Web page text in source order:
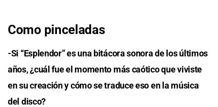
Como pinceladas
-Si “Esplendor” es una bitácora sonora de los últimos
años, ¿cuál fue el momento más caótico que viviste
en su creación y cómo se traduce eso en la música
del disco?